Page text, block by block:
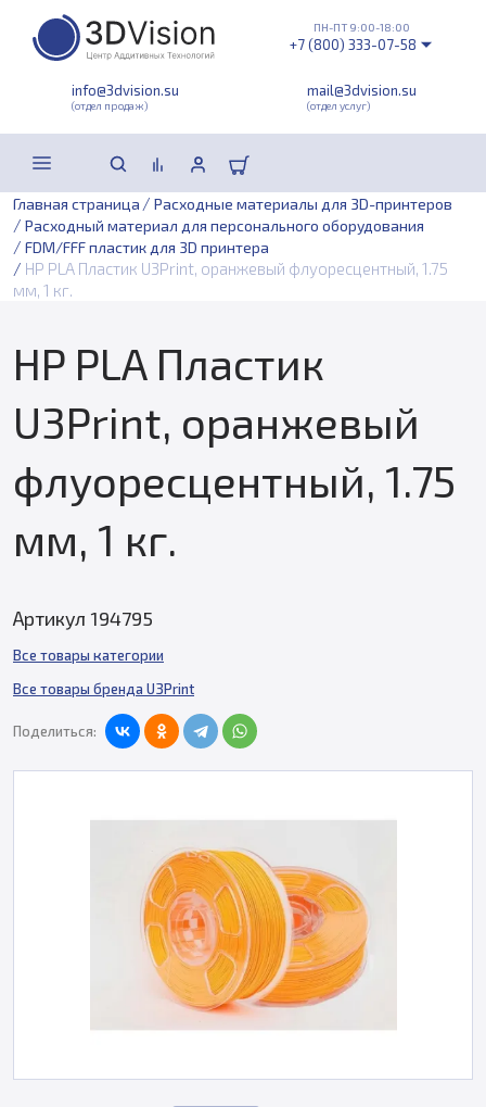
info@3dvision.su
(отдел продаж)
mail@3dvision.su
(отдел услуг)
ПН-ПТ 9:00-18:00
+7 (800) 333-07-58
Главная страница / Расходные материалы для 3D-принтеров
/ Расходный материал для персонального оборудования
/ FDM/FFF пластик для 3D принтера
/ HP PLA Пластик U3Print, оранжевый флуоресцентный, 1.75
мм, 1 кг.
HP PLA Пластик
U3Print, оранжевый
флуоресцентный, 1.75
мм, 1 кг.
Артикул 194795
Все товары категории
Все товары бренда U3Print
Поделиться: